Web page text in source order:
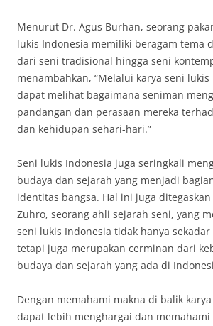
Menurut Dr. Agus Burhan, seorang
lukis Indonesia memiliki beragam tema
dari seni tradisional hingga seni
menambahkan, “Melalui karya seni
dapat melihat bagaimana seniman
pandangan dan perasaan mereka
dan kehidupan sehari-hari.”
Seni lukis Indonesia juga seringkali
budaya dan sejarah yang menjadi
identitas bangsa. Hal ini juga
Zuhro, seorang ahli sejarah seni, yang
seni lukis Indonesia tidak hanya
tetapi juga merupakan cerminan dari
budaya dan sejarah yang ada di
Dengan memahami makna di balik
dapat lebih menghargai dan memahami